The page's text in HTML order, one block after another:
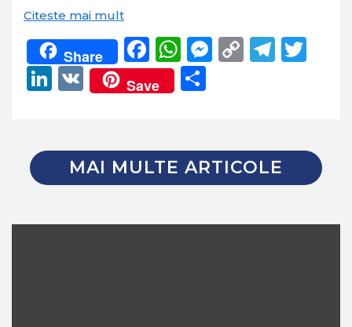
Citeste mai mult
Share Facebook
WhatsApp
Messenger
Copy
LinkedIn
VK Save
MAI MULTE ARTICOLE